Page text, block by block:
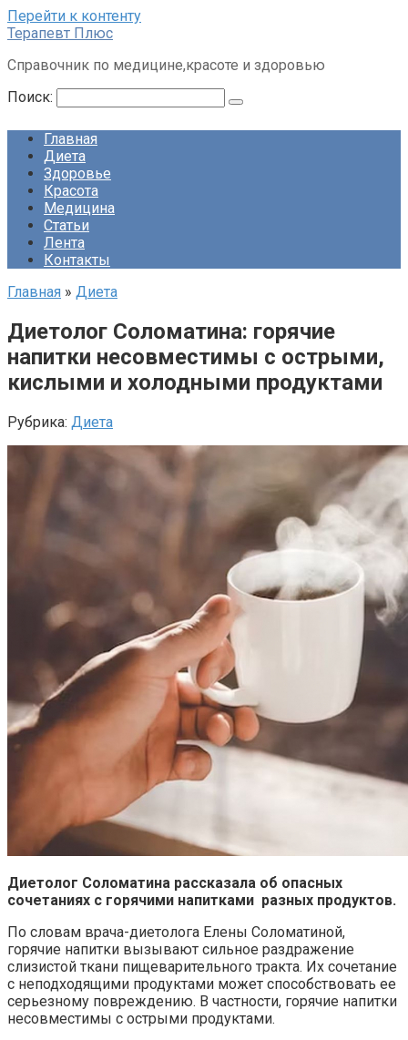
Перейти к контенту
Терапевт Плюс
Справочник по медицине,красоте и здоровью
Поиск:
Главная
Диета
Здоровье
Красота
Медицина
Статьи
Лента
Контакты
Главная » Диета
Диетолог Соломатина: горячие
напитки несовместимы с острыми,
кислыми и холодными продуктами
Рубрика: Диета
Диетолог Соломатина рассказала об опасных
сочетаниях с горячими напитками разных продуктов.
По словам врача-диетолога Елены Соломатиной,
горячие напитки вызывают сильное раздражение
слизистой ткани пищеварительного тракта. Их сочетание
с неподходящими продуктами может способствовать ее
серьезному повреждению. В частности, горячие напитки
несовместимы с острыми продуктами.